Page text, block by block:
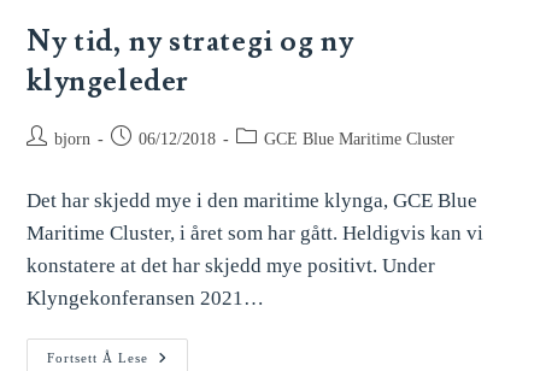
Ny tid, ny strategi og ny
klyngeleder
bjorn 06/12/2018 GCE Blue Maritime Cluster
Det har skjedd mye i den maritime klynga, GCE Blue
Maritime Cluster, i året som har gått. Heldigvis kan vi
konstatere at det har skjedd mye positivt. Under
Klyngekonferansen 2021…
Fortsett Å Lese